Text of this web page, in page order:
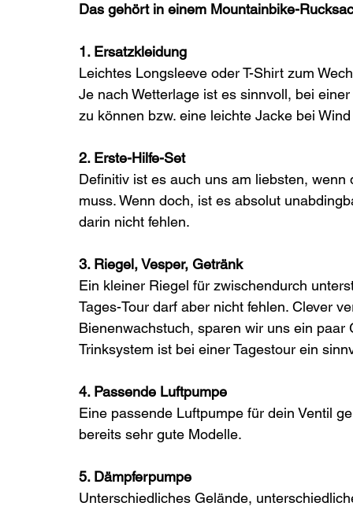
Das gehört in einem Mountainbike-
1. Ersatzkleidung
Leichtes Longsleeve oder T-Shirt zum
Je nach Wetterlage ist es sinnvoll, bei
zu können bzw. eine leichte Jacke bei
2. Erste-Hilfe-Set
Definitiv ist es auch uns am liebsten,
muss. Wenn doch, ist es absolut
darin nicht fehlen.
3. Riegel, Vesper, Getränk
Ein kleiner Riegel für zwischendurch
Tages-Tour darf aber nicht fehlen. Clever
Bienenwachstuch, sparen wir uns ein
Trinksystem ist bei einer Tagestour ein
4. Passende Luftpumpe
Eine passende Luftpumpe für dein Ventil
bereits sehr gute Modelle.
5. Dämpferpumpe
Unterschiedliches Gelände,